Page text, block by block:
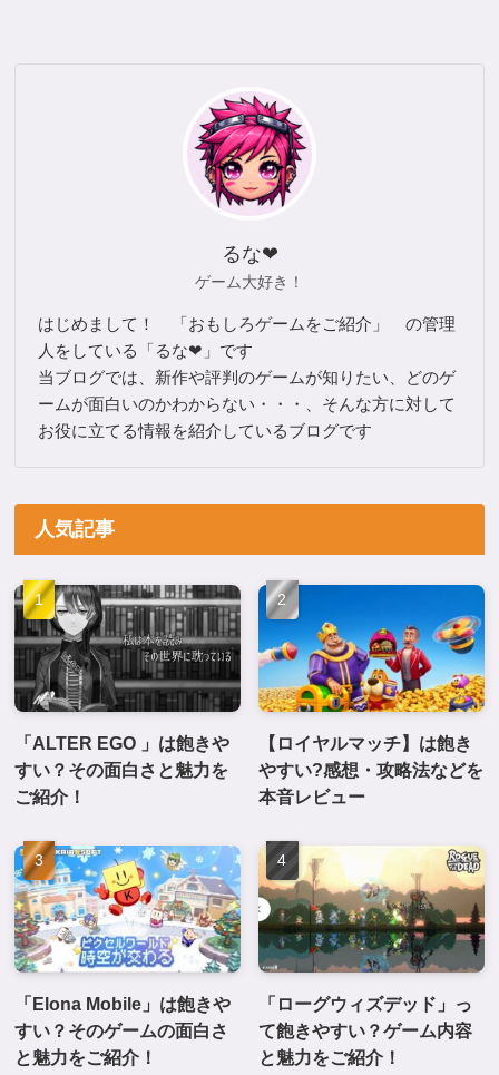
るな❤
ゲーム大好き！
はじめまして！ 「おもしろゲームをご紹介」 の管理
人をしている「るな❤」です
当ブログでは、新作や評判のゲームが知りたい、どのゲ
ームが面白いのかわからない・・・、そんな方に対して
お役に立てる情報を紹介しているブログです
人気記事
「ALTER EGO 」は飽きや
すい？その面白さと魅力を
ご紹介！
【ロイヤルマッチ】は飽き
やすい?感想・攻略法などを
本音レビュー
「Elona Mobile」は飽きや
すい？そのゲームの面白さ
と魅力をご紹介！
「ローグウィズデッド」っ
て飽きやすい？ゲーム内容
と魅力をご紹介！